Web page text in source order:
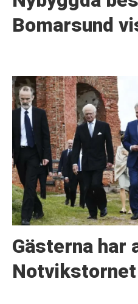
Bomarsund
Gästerna har
Notvikstornet